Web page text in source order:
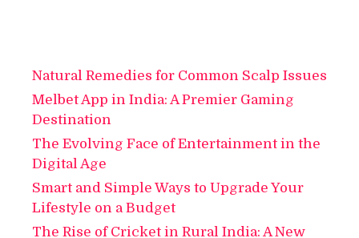
Natural Remedies for Common Scalp Issues
Melbet App in India: A Premier Gaming
Destination
The Evolving Face of Entertainment in the
Digital Age
Smart and Simple Ways to Upgrade Your
Lifestyle on a Budget
The Rise of Cricket in Rural India: A New